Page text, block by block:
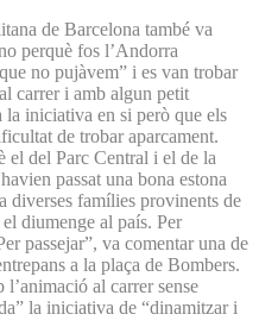
de Barcelona també va
perquè fos l’Andorra
no pujàvem” i es van trobar
carrer i amb algun petit
la iniciativa en si però que els
de trobar aparcament.
el del Parc Central i el de la
passat una bona estona
diverses famílies provinents de
diumenge al país. Per
passejar”, va comentar una de
a la plaça de Bombers.
al carrer sense
la iniciativa de “dinamitzar i